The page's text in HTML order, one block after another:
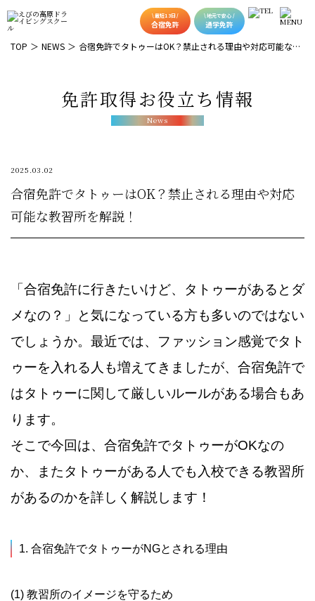
\ 最短13日 /
合宿免許
\ 地元で安心 /
通学免許
TOP NEWS 合宿免許でタトゥーはOK？禁止される理由や対応可能な教
習所を解説！
免許取得お役立ち情報
News
2025.03.02
合宿免許でタトゥーはOK？禁止される理由や対応
可能な教習所を解説！
「合宿免許に行きたいけど、タトゥーがあるとダ
メなの？」と気になっている方も多いのではない
でしょうか。最近では、ファッション感覚でタト
ゥーを入れる人も増えてきましたが、合宿免許で
はタトゥーに関して厳しいルールがある場合もあ
ります。
そこで今回は、合宿免許でタトゥーがOKなの
か、またタトゥーがある人でも入校できる教習所
があるのかを詳しく解説します！
1. 合宿免許でタトゥーがNGとされる理由
(1) 教習所のイメージを守るため